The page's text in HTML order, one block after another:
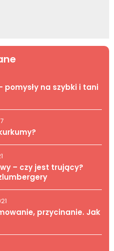
pomysły na szybki i tani
– czy jest trujący?
przycinanie. Jak